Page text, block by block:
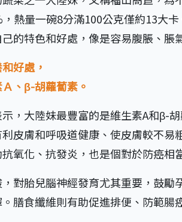
熱量一碗8分滿100公克僅約13大
的特色和好處，像是容易腹脹、脹
好處，
、β-胡蘿蔔素。
，大陸妹最豐富的是維生素A和β-
皮膚和呼吸道健康、使皮膚較不
氧化、抗發炎，也是個對於防癌相
對胎兒腦神經發育尤其重要，鼓
膳食纖維則有助促進排便、防範腸